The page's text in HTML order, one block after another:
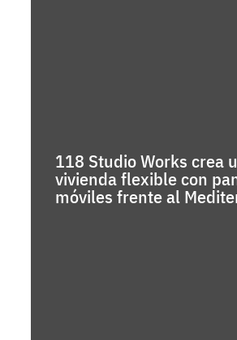
118 Studio Works crea
vivienda flexible con
móviles frente al